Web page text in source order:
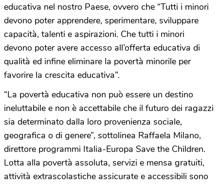
educativa nel nostro Paese, ovvero che “Tutti i minori
devono poter apprendere, sperimentare, sviluppare
capacità, talenti e aspirazioni. Che tutti i minori
devono poter avere accesso all’offerta educativa di
qualità ed infine eliminare la povertà minorile per
favorire la crescita educativa”.
“La povertà educativa non può essere un destino
ineluttabile e non è accettabile che il futuro dei ragazzi
sia determinato dalla loro provenienza sociale,
geografica o di genere”, sottolinea Raffaela Milano,
direttore programmi Italia-Europa Save the Children.
Lotta alla povertà assoluta, servizi e mensa gratuiti,
attività extrascolastiche assicurate e accessibili sono